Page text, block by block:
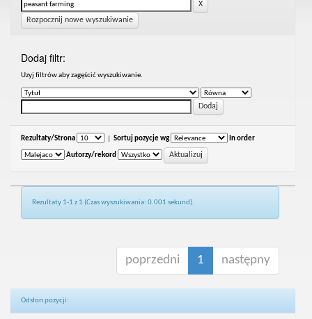
Rozpocznij nowe wyszukiwanie
Dodaj filtr:
Uzyj filtrów aby zagęścić wyszukiwanie.
Rezultaty/Strona Sortuj pozycje wg In order
Autorzy/rekord
Rezultaty 1-1 z 1 (Czas wyszukiwania: 0.001 sekund).
poprzedni 1 następny
Odsłon pozycji: